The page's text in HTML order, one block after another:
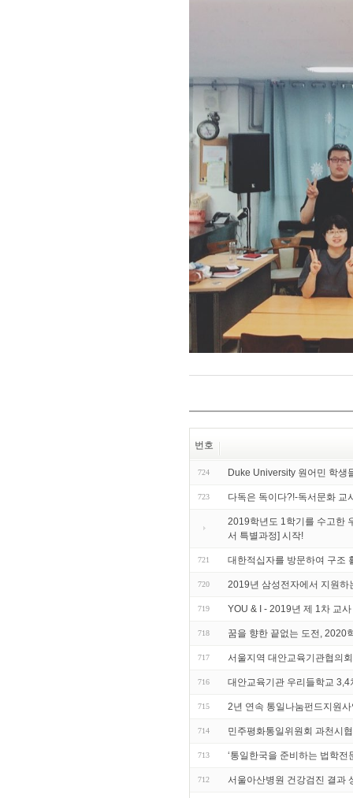
번호
724 Duke University 원어민 학생
723 다독은 독이다?!-독서문화 교
2019학년도 1학기를 수고한
서 특별과정] 시작!
721 대한적십자를 방문하여 구조
720 2019년 삼성전자에서 지원하
719 YOU & I - 2019년 제 1차 교
718 꿈을 향한 끝없는 도전, 2020
717 서울지역 대안교육기관협의
716 대안교육기관 우리들학교
715 2년 연속 통일나눔펀드지원
714 민주평화통일위원회 과천시
713 ‘통일한국을 준비하는 법학
712 서울아산병원 건강검진 결과